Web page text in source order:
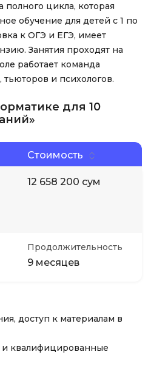
цикла, которая
обучение для детей с 1 по
к ОГЭ и ЕГЭ, имеет
Занятия проходят на
работает команда
тьюторов и психологов.
для 10
Стоимость
12 658 200 сум
Продолжительность
9 месяцев
доступ к материалам в
квалифицированные